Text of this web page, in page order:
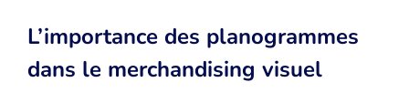
L’importance des planogrammes
dans le merchandising visuel